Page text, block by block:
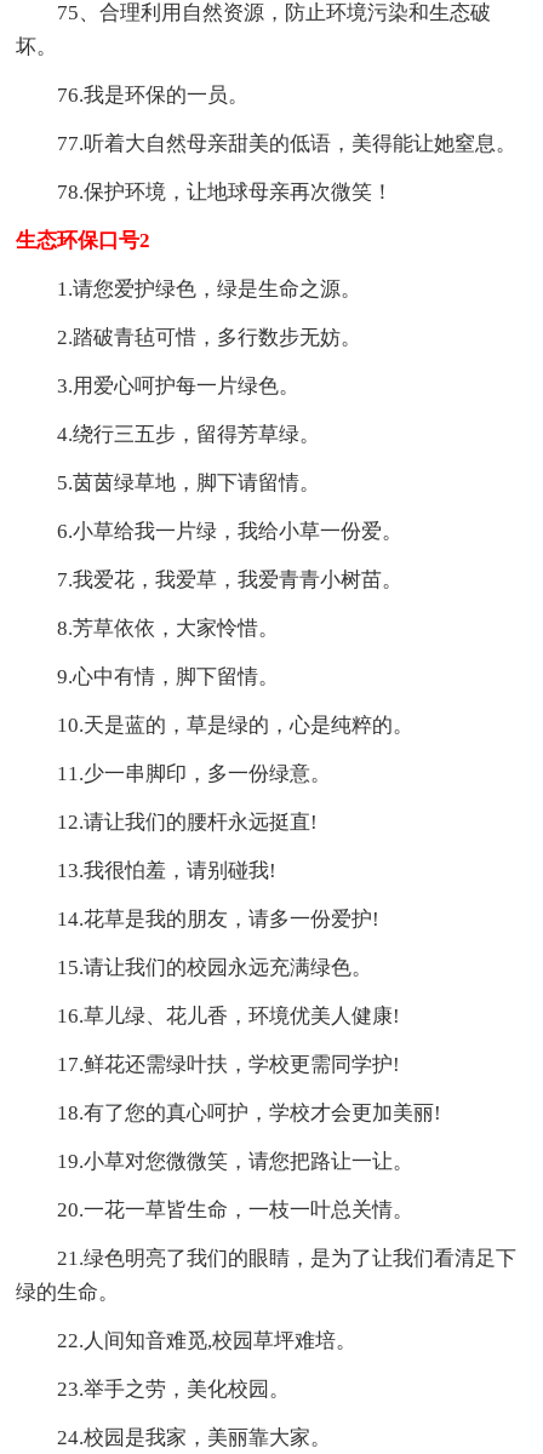
75、合理利用自然资源，防止环境污染和生态破
坏。
76.我是环保的一员。
77.听着大自然母亲甜美的低语，美得能让她窒息。
78.保护环境，让地球母亲再次微笑！
生态环保口号2
1.请您爱护绿色，绿是生命之源。
2.踏破青毡可惜，多行数步无妨。
3.用爱心呵护每一片绿色。
4.绕行三五步，留得芳草绿。
5.茵茵绿草地，脚下请留情。
6.小草给我一片绿，我给小草一份爱。
7.我爱花，我爱草，我爱青青小树苗。
8.芳草依依，大家怜惜。
9.心中有情，脚下留情。
10.天是蓝的，草是绿的，心是纯粹的。
11.少一串脚印，多一份绿意。
12.请让我们的腰杆永远挺直!
13.我很怕羞，请别碰我!
14.花草是我的朋友，请多一份爱护!
15.请让我们的校园永远充满绿色。
16.草儿绿、花儿香，环境优美人健康!
17.鲜花还需绿叶扶，学校更需同学护!
18.有了您的真心呵护，学校才会更加美丽!
19.小草对您微微笑，请您把路让一让。
20.一花一草皆生命，一枝一叶总关情。
21.绿色明亮了我们的眼睛，是为了让我们看清足下
绿的生命。
22.人间知音难觅,校园草坪难培。
23.举手之劳，美化校园。
24.校园是我家，美丽靠大家。